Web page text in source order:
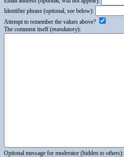
Identifier phrase (optional, see below):
Attempt to remember the values above?
The comment itself (mandatory):
Optional message for moderator (hidden to others):